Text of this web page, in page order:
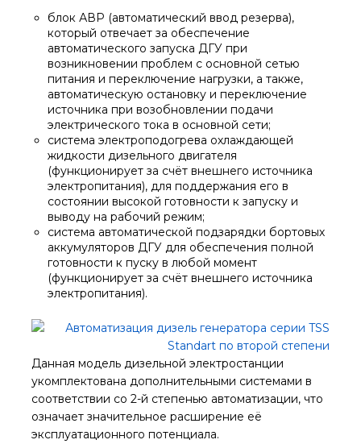
блок АВР (автоматический ввод резерва),
который отвечает за обеспечение
автоматического запуска ДГУ при
возникновении проблем с основной сетью
питания и переключение нагрузки, а также,
автоматическую остановку и переключение
источника при возобновлении подачи
электрического тока в основной сети;
система электроподогрева охлаждающей
жидкости дизельного двигателя
(функционирует за счёт внешнего источника
электропитания), для поддержания его в
состоянии высокой готовности к запуску и
выводу на рабочий режим;
система автоматической подзарядки бортовых
аккумуляторов ДГУ для обеспечения полной
готовности к пуску в любой момент
(функционирует за счёт внешнего источника
электропитания).
Данная модель дизельной электростанции
укомплектована дополнительными системами в
соответствии со 2-й степенью автоматизации, что
означает значительное расширение её
эксплуатационного потенциала.